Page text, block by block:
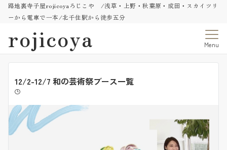
路地裏寺子屋rojicoyaろじこや /浅草・上野・秋葉原・成田・スカイツリ
ーから電車で一本/北千住駅から徒歩五分
rojicoya Menu
12/2-12/7 和の芸術祭ブース一覧